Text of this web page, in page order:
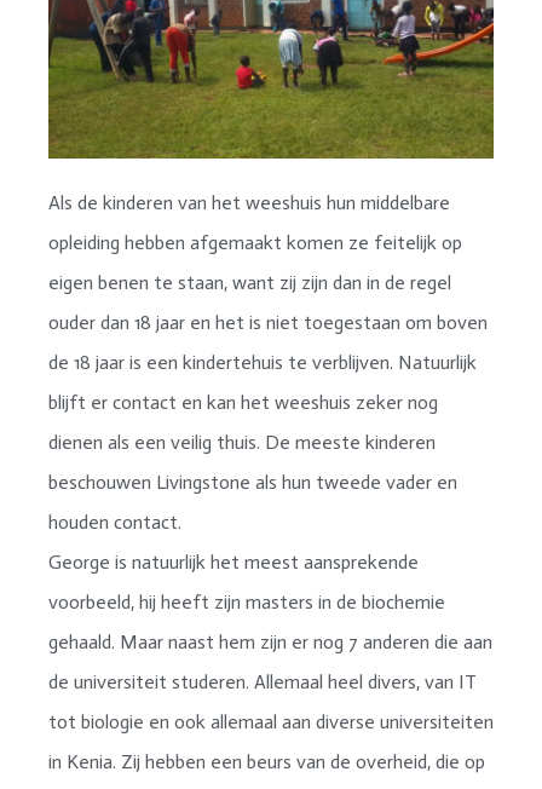
Als de kinderen van het weeshuis hun middelbare
opleiding hebben afgemaakt komen ze feitelijk op
eigen benen te staan, want zij zijn dan in de regel
ouder dan 18 jaar en het is niet toegestaan om boven
de 18 jaar is een kindertehuis te verblijven. Natuurlijk
blijft er contact en kan het weeshuis zeker nog
dienen als een veilig thuis. De meeste kinderen
beschouwen Livingstone als hun tweede vader en
houden contact.
George is natuurlijk het meest aansprekende
voorbeeld, hij heeft zijn masters in de biochemie
gehaald. Maar naast hem zijn er nog 7 anderen die aan
de universiteit studeren. Allemaal heel divers, van IT
tot biologie en ook allemaal aan diverse universiteiten
in Kenia. Zij hebben een beurs van de overheid, die op